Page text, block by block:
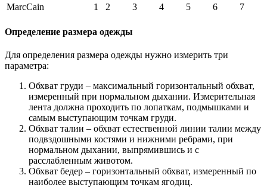
MarcCain
1 2 3 4 5 6 7
Определение размера одежды
Для определения размера одежды нужно измерить три
параметра:
Обхват груди – максимальный горизонтальный обхват,
измеренный при нормальном дыхании. Измерительная
лента должна проходить по лопаткам, подмышками и
самым выступающим точкам груди.
Обхват талии – обхват естественной линии талии между
подвздошными костями и нижними ребрами, при
нормальном дыхании, выпрямившись и с
расслабленным животом.
Обхват бедер – горизонтальный обхват, измеренный по
наиболее выступающим точкам ягодиц.